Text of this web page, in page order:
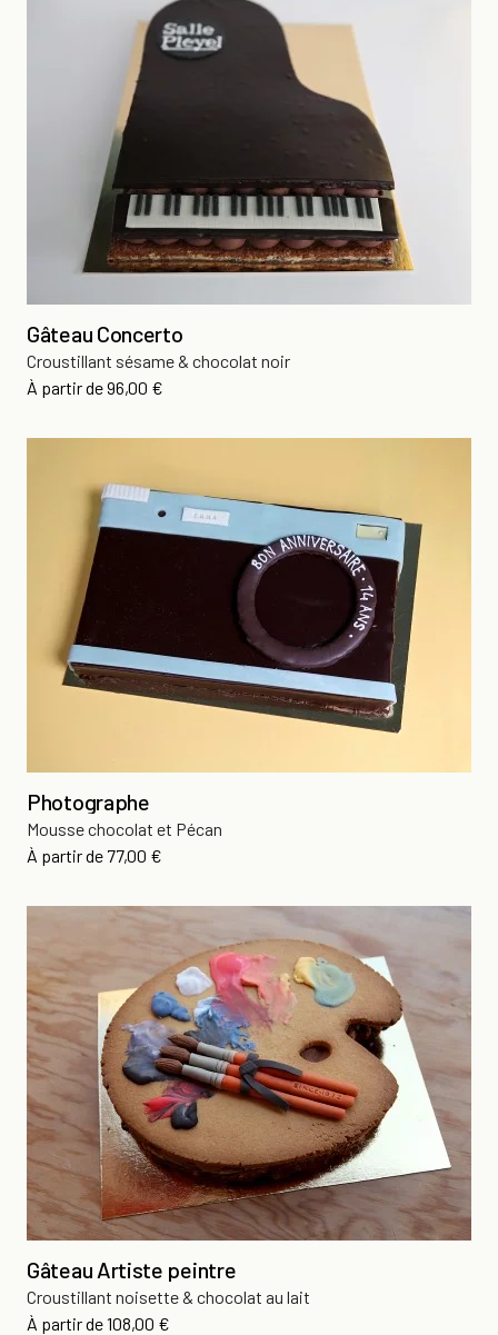
Gâteau Concerto
Croustillant sésame & chocolat noir
À partir dePrix
96,00 €
Photographe
Mousse chocolat et Pécan
À partir de Prix
77,00 €
Gâteau Artiste peintre
Croustillant noisette & chocolat au lait
À partir dePrix
108,00 €